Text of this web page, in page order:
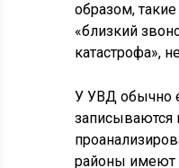
образом,
«близкий
катастрофа»,
У УВД обычно
записываются
районы имеют